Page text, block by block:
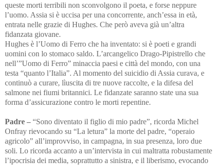
queste morti terribili non sconvolgono il poeta, e forse neppure
l’uomo. Assia si è uccisa per una concorrente, anch’essa in età,
entrata nelle grazie di Hughes. Che però aveva già un’altra
fidanzata giovane.
Hughes è l’Uomo di Ferro che ha inventato: si è poeti e grandi
uomini con lo stomaco saldo. L’arcangelico Drago-Pipistrello che
nell’”Uomo di Ferro” minaccia paesi e città del mondo, con una
testa “quanto l’Italia”. Al momento del suicidio di Assia curava, e
continuò a curare, lìuscita di tre nuove raccolte, e la difesa del
salmone nei fiumi britannici. Le fidanzate saranno state una sua
forma d’assicurazione contro le morti repentine.
Padre – “Sono diventato il figlio di mio padre”, ricorda Michel
Onfray rievocando su “La letura” la morte del padre, “operaio
agricolo” all’improvviso, in campagna, in sua presenza, loro due
soli. Lo ricorda accanto a un’intervista in cui maltratta robustamente
l’ipocrisia dei media, soprattutto a sinistra, e il liberismo, evocando